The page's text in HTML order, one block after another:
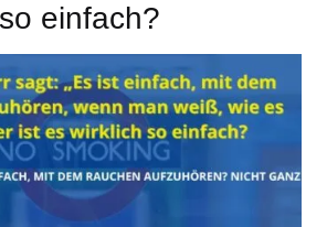
so einfach?